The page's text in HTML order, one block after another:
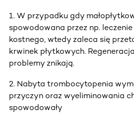
1. W przypadku gdy
spowodowana przez np.
kostnego, wtedy zaleca się
krwinek płytkowych.
problemy znikają.
2. Nabyta trombocytopenia
przyczyn oraz wyeliminowania
spowodowały